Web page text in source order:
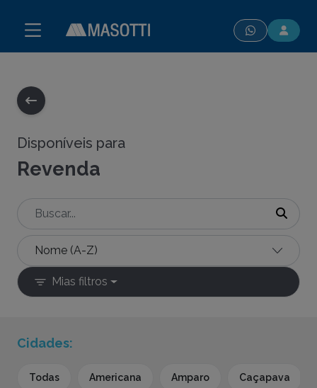
Disponíveis para
Revenda
Mias filtros
Cidades:
Todas Americana Amparo Caçapava